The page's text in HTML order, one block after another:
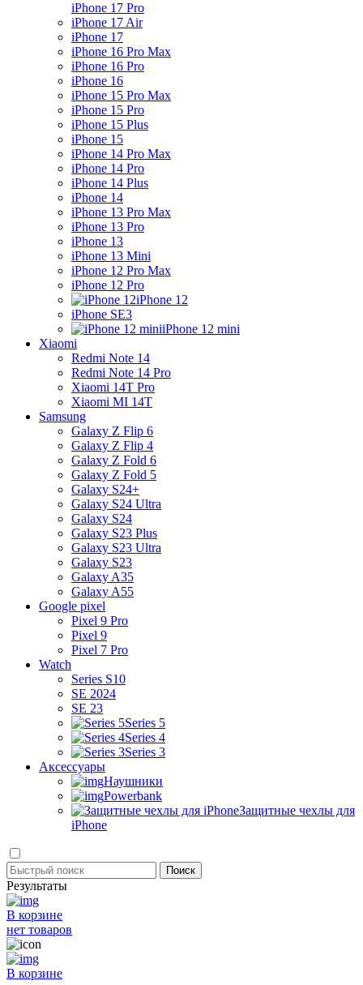
iPhone 17 Pro
iPhone 17 Air
iPhone 17
iPhone 16 Pro Max
iPhone 16 Pro
iPhone 16
iPhone 15 Pro Max
iPhone 15 Pro
iPhone 15 Plus
iPhone 15
iPhone 14 Pro Max
iPhone 14 Pro
iPhone 14 Plus
iPhone 14
iPhone 13 Pro Max
iPhone 13 Pro
iPhone 13
iPhone 13 Mini
iPhone 12 Pro Max
iPhone 12 Pro
iPhone 12
iPhone SE3
iPhone 12 mini
Xiaomi
Redmi Note 14
Redmi Note 14 Pro
Xiaomi 14T Pro
Xiaomi MI 14T
Samsung
Galaxy Z Flip 6
Galaxy Z Flip 4
Galaxy Z Fold 6
Galaxy Z Fold 5
Galaxy S24+
Galaxy S24 Ultra
Galaxy S24
Galaxy S23 Plus
Galaxy S23 Ultra
Galaxy S23
Galaxy A35
Galaxy A55
Google pixel
Pixel 9 Pro
Pixel 9
Pixel 7 Pro
Watch
Series S10
SE 2024
SE 23
Series 5
Series 4
Series 3
Аксессуары
Наушники
Powerbank
Защитные чехлы для
iPhone
Результаты
В корзине
нет товаров
В корзине